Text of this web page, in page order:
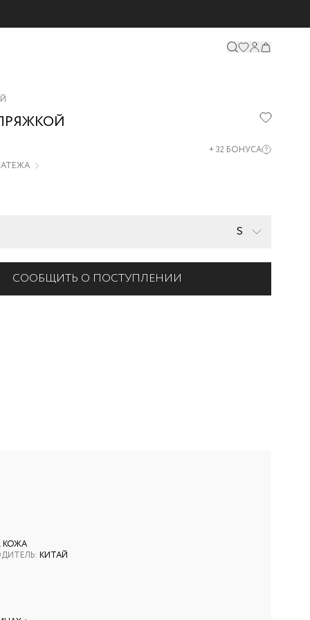
+32 БОНУСА
S
СООБЩИТЬ О ПОСТУПЛЕНИИ
КОЖА
: КИТАЙ